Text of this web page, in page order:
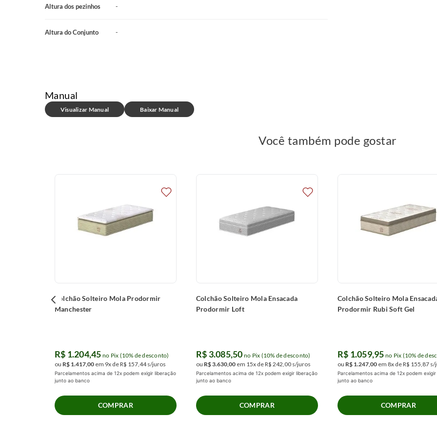
Altura dos pezinhos -
Altura do Conjunto -
Manual
Visualizar Manual Baixar Manual
Você também pode gostar
Colchão Solteiro Mola Prodormir
Manchester
R$ 1.204,45 no Pix (10% de desconto)
ou R$ 1.417,00em 9x deR$ 157,44s/juros
Parcelamentos acima de 12x podem exigir liberação
junto ao banco
COMPRAR
Colchão Solteiro Mola Ensacada
Prodormir Loft
R$ 3.085,50 no Pix (10% de desconto)
ou R$3.630,00em 15x deR$ 242,00s/juros
Parcelamentos acima de 12x podem exigir liberação
junto ao banco
COMPRAR
Colchão Solteiro Mola
Prodormir Rubi Soft Gel
R$ 1.059,95 no Pix (10% de
ou R$ 1.247,00em 8x deR$ 155,87s/
Parcelamentos acima de 12x podem
junto ao banco
COMPRAR